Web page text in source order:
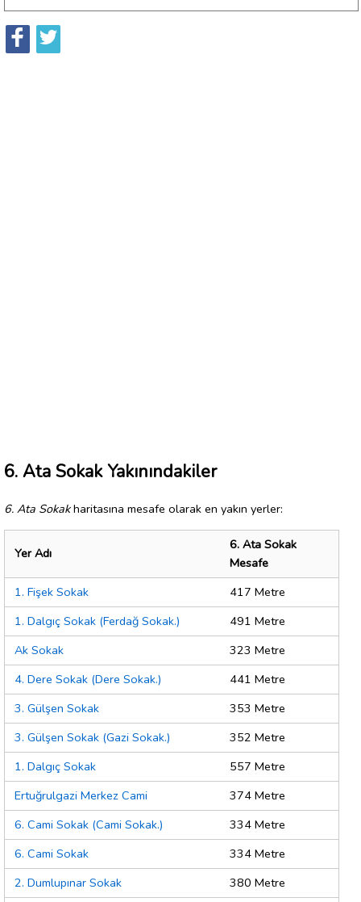
6. Ata Sokak Yakınındakiler
6. Ata Sokakharitasına mesafe olarak en yakın yerler:
Yer Adı
6. Ata Sokak
Mesafe
1. Fişek Sokak
417 Metre
1. Dalgıç Sokak (Ferdağ Sokak.)
491 Metre
Ak Sokak
323 Metre
4. Dere Sokak (Dere Sokak.)
441 Metre
3. Gülşen Sokak
353 Metre
3. Gülşen Sokak (Gazi Sokak.)
352 Metre
1. Dalgıç Sokak
557 Metre
Ertuğrulgazi Merkez Cami
374 Metre
6. Cami Sokak (Cami Sokak.)
334 Metre
6. Cami Sokak
334 Metre
2. Dumlupınar Sokak
380 Metre